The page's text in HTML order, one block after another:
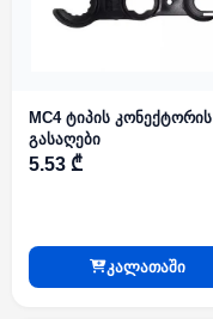
MC4 ტიპის კონექტორის
გასაღები
5.53 ₾
კალათაში